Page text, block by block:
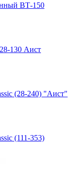
ВТ-150
130 Аист
(28-240) "Аист"
(111-353)